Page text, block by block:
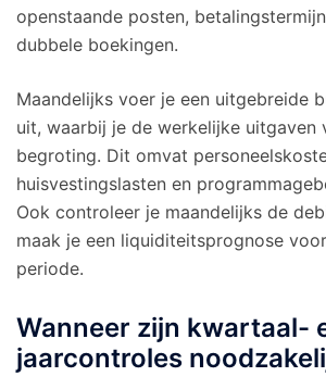
openstaande posten,
dubbele boekingen.
Maandelijks voer je een uitgebreide
uit, waarbij je de werkelijke uitgaven
begroting. Dit omvat
huisvestingslasten en
Ook controleer je maandelijks de
maak je een liquiditeitsprognose
periode.
Wanneer zijn kwartaal-
jaarcontroles